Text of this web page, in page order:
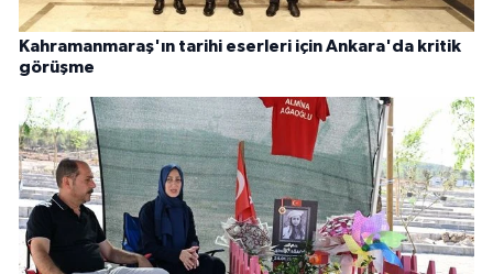
Kahramanmaraş'ın tarihi eserleri için Ankara'da kritik
görüşme